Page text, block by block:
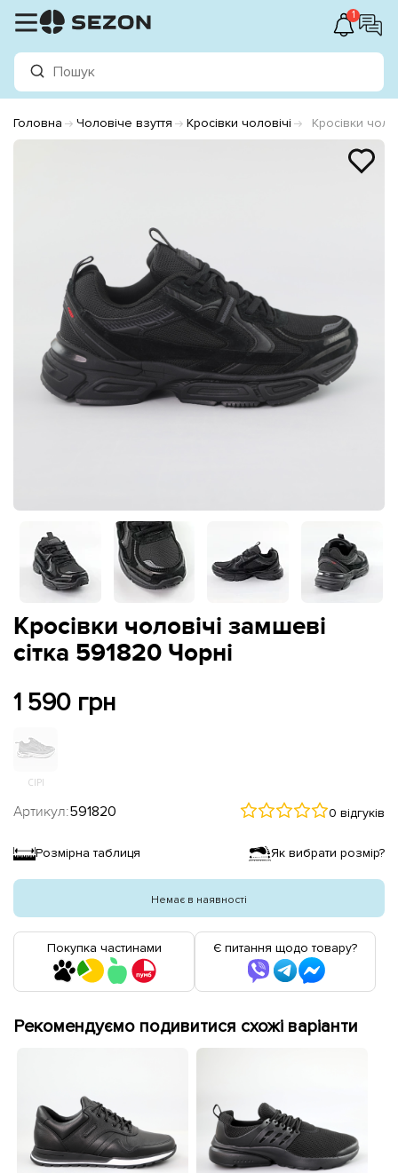
1
Головна Чоловіче взуття Кросівки чоловічі Кросівки
Кросівки чоловічі замшеві
сітка 591820 Чорні
1 590 грн
СІРІ
Артикул:591820 0 відгуків
Розмірна таблиця Як вибрати розмір?
Немає в наявності
Покупка частинами Є питання щодо товару?
Рекомендуємо подивитися схожі варіанти